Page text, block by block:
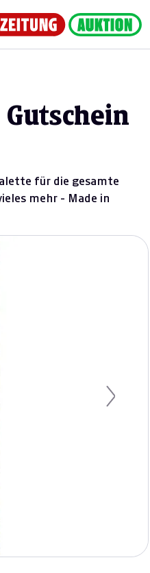
Gutschein
für die gesamte
mehr - Made in
Next